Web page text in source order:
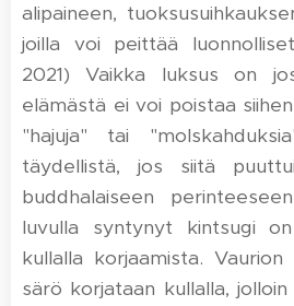
alipaineen,
joilla voi peittää
2021) Vaikka luksus on
elämästä ei voi poistaa
"hajuja" tai
täydellistä, jos siitä
buddhalaiseen
luvulla syntynyt kintsugi
kullalla korjaamista. Vaurion
särö korjataan kullalla,